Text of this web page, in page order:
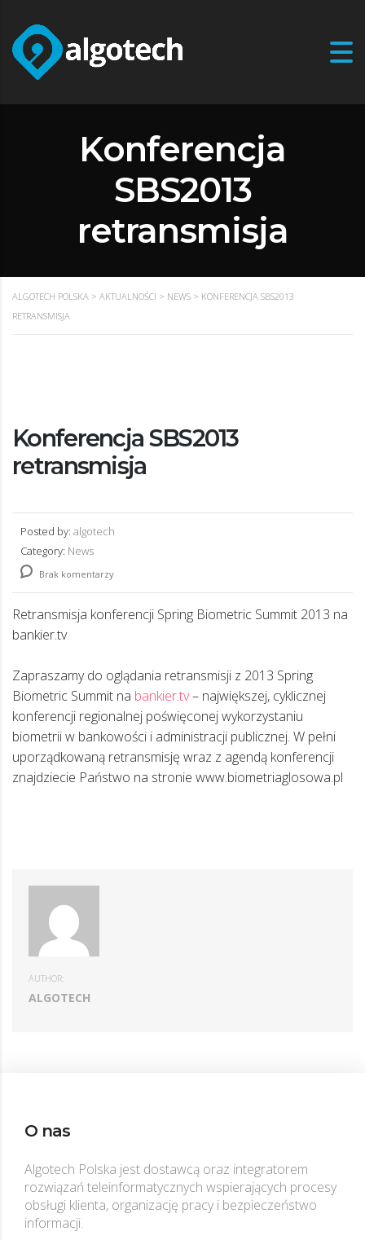
Konferencja
SBS2013
retransmisja
ALGOTECH POLSKA > AKTUALNOŚCI > NEWS > KONFERENCJA SBS2013
RETRANSMISJA
Konferencja SBS2013
retransmisja
Posted by: algotech
Category: News
Brak komentarzy
Retransmisja konferencji Spring Biometric Summit 2013 na
bankier.tv
Zapraszamy do oglądania retransmisji z 2013 Spring
Biometric Summit na bankier.tv– największej, cyklicznej
konferencji regionalnej poświęconej wykorzystaniu
biometrii w bankowości i administracji publicznej. W pełni
uporządkowaną retransmisję wraz z agendą konferencji
znajdziecie Państwo na stronie www.biometriaglosowa.pl
AUTHOR:
ALGOTECH
O nas
Algotech Polska jest dostawcą oraz integratorem
rozwiązań teleinformatycznych wspierających procesy
obsługi klienta, organizację pracy i bezpieczeństwo
informacji.